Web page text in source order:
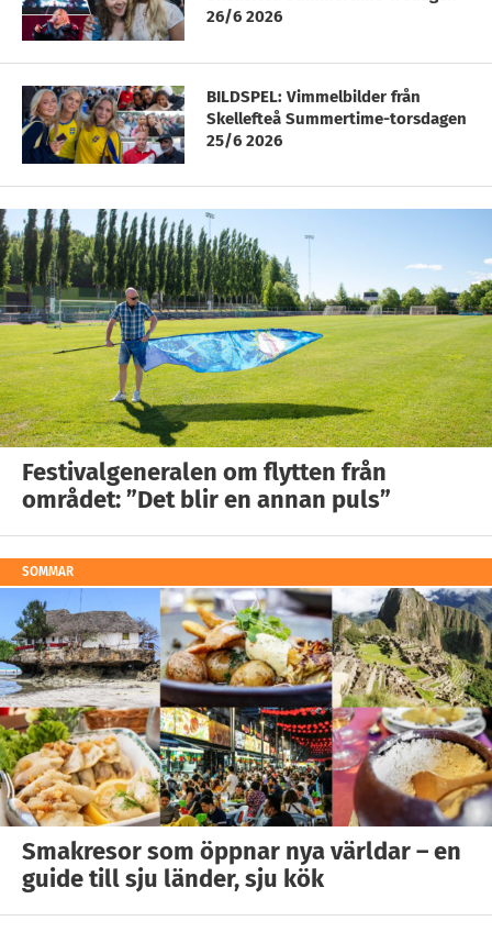
26/6 2026
BILDSPEL: Vimmelbilder från
Skellefteå Summertime-torsdagen
25/6 2026
Festivalgeneralen om flytten från
området: ”Det blir en annan puls”
SOMMAR
Smakresor som öppnar nya världar – en
guide till sju länder, sju kök